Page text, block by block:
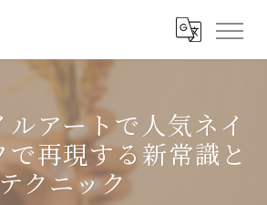
アートで人気ネイ
再現する新常識と
クニック